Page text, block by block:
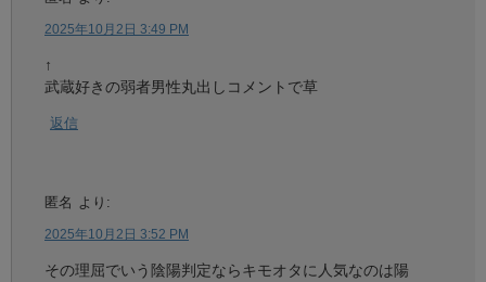
2025年10月2日 3:49 PM
↑
武蔵好きの弱者男性丸出しコメントで草
返信
匿名 より:
2025年10月2日 3:52 PM
その理屈でいう陰陽判定ならキモオタに人気なのは陽